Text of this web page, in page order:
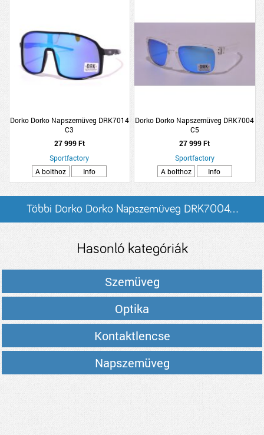
Dorko Dorko Napszemüveg DRK7014
C3
27 999 Ft
Sportfactory
A bolthoz
Info
Dorko Dorko Napszemüveg DRK7004
C5
27 999 Ft
Sportfactory
A bolthoz
Info
Többi Dorko Dorko Napszemüveg DRK7004...
Hasonló kategóriák
Szemüveg
Optika
Kontaktlencse
Napszemüveg